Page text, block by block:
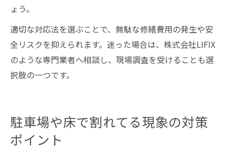
ょう。
適切な対応法を選ぶことで、無駄な修繕費用の発生や安
全リスクを抑えられます。迷った場合は、株式会社LIFIX
のような専門業者へ相談し、現場調査を受けることも選
択肢の一つです。
駐車場や床で割れてる現象の対策
ポイント